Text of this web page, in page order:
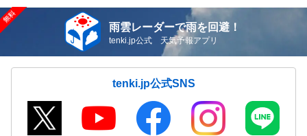
雨雲レーダーで雨を回避！
tenki.jp公式 天気予報アプリ
tenki.jp公式SNS